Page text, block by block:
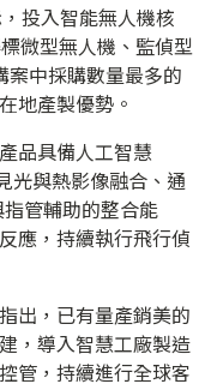
投入智能無人機核
微型無人機、監偵型
中採購數量最多的
地產製優勢。
品具備人工智慧
光與熱影像融合、通
管輔助的整合能
應，持續執行飛行偵
出，已有量產銷美的
，導入智慧工廠製造
管，持續進行全球客